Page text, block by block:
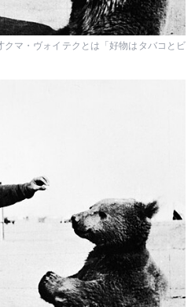
マ・ヴォイテクとは「好物はタバコとビ